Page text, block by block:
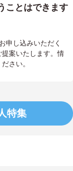
ことはできます
申し込みいただく
案いたします。情
さい。
特集